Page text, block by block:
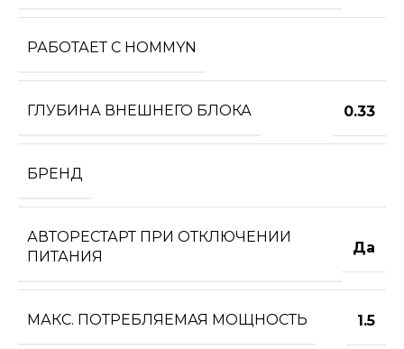
РАБОТАЕТ С HOMMYN
ГЛУБИНА ВНЕШНЕГО БЛОКА 0.33
БРЕНД
АВТОРЕСТАРТ ПРИ ОТКЛЮЧЕНИИ
ПИТАНИЯ
Да
МАКС. ПОТРЕБЛЯЕМАЯ МОЩНОСТЬ 1.5